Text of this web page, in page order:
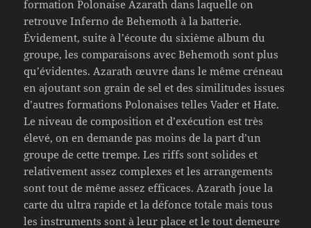
formation Polonaise Azarath dans laquelle on
retrouve Inferno de Behemoth à la batterie.
Évidement, suite à l’écoute du sixième album du
groupe, les comparaisons avec Behemoth sont plus
qu’évidentes. Azarath œuvre dans le même créneau
en ajoutant son grain de sel et des similitudes issues
d’autres formations Polonaises telles Vader et Hate.
Le niveau de composition et d’exécution est très
élevé, on en demande pas moins de la part d’un
groupe de cette trempe. Les riffs sont solides et
relativement assez complexes et les arrangements
sont tout de même assez efficaces. Azarath joue la
carte du ultra rapide et la défonce totale mais tous
les instruments sont à leur place et le tout demeure